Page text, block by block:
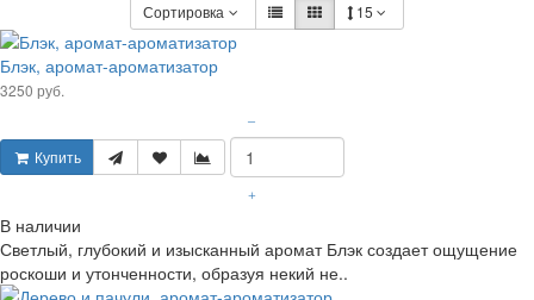
Сортировка 15
Блэк, аромат-ароматизатор
3250 руб.
Купить
–
+
В наличии
Светлый, глубокий и изысканный аромат Блэк создает ощущение
роскоши и утонченности, образуя некий не..